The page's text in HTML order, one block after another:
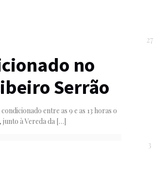
no
Serrão
entre as 9 e as 13 horas o
à Vereda da […]
27
3